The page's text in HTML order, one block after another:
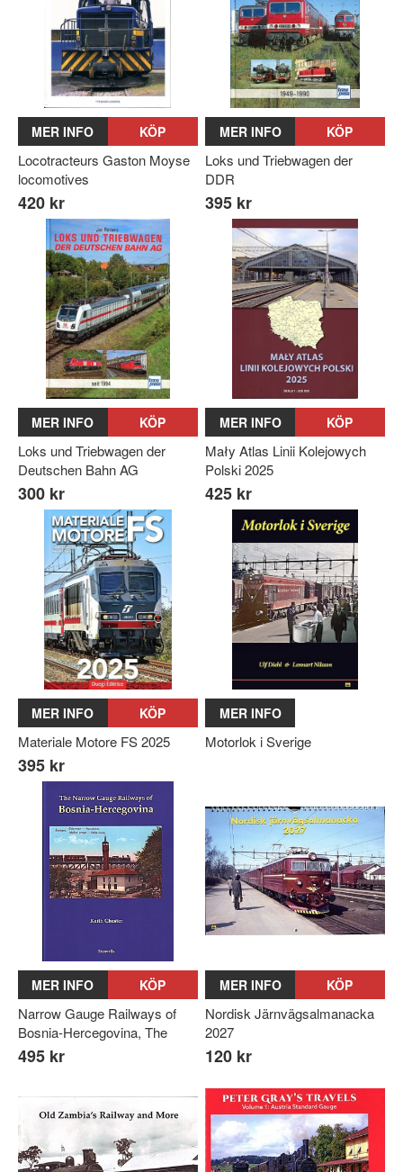
MER INFO KÖP
Locotracteurs Gaston Moyse
locomotives
420 kr
MER INFO KÖP
Loks und Triebwagen der
DDR
395 kr
MER INFO KÖP
Loks und Triebwagen der
Deutschen Bahn AG
300 kr
MER INFO KÖP
Mały Atlas Linii Kolejowych
Polski 2025
425 kr
MER INFO KÖP
Materiale Motore FS 2025
395 kr
MER INFO
Motorlok i Sverige
MER INFO KÖP
Narrow Gauge Railways of
Bosnia-Hercegovina, The
495 kr
MER INFO KÖP
Nordisk Järnvägsalmanacka
2027
120 kr